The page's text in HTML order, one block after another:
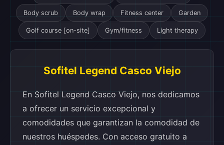
Body scrub Body wrap Fitness center Garden
Golf course [on-site] Gym/fitness Light therapy
Sofitel Legend Casco Viejo
En Sofitel Legend Casco Viejo, nos dedicamos
a ofrecer un servicio excepcional y
comodidades que garantizan la comodidad de
nuestros huéspedes. Con acceso gratuito a